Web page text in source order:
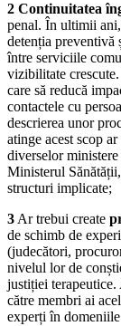
2 Continuitatea
penal. În ultimii
detenția preventivă
între serviciile
vizibilitate
care să reducă
contactele cu
descrierea unor
atinge acest scop
diverselor
Ministerul
structuri implicate;
3 Ar trebui create
de schimb de
(judecători,
nivelul lor de
justiției terapeutice.
către membri ai
experți în